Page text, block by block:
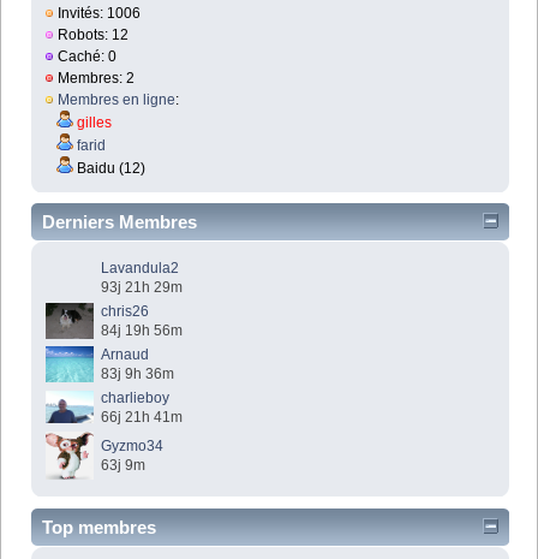
Invités: 1006
Robots: 12
Caché: 0
Membres: 2
Membres en ligne:
gilles
farid
Baidu (12)
Derniers Membres
Lavandula2
93j 21h 29m
chris26
84j 19h 56m
Arnaud
83j 9h 36m
charlieboy
66j 21h 41m
Gyzmo34
63j 9m
Top membres